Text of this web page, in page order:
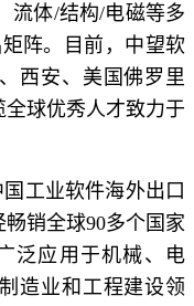
流体/结构/电磁等多
阵。目前，中望软
西安、美国佛罗里
球优秀人才致力于
工业软件海外出口
销全球90多个国家
泛应用于机械、电
造业和工程建设领